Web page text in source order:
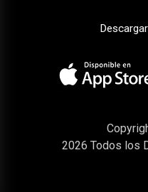
2026 Todos los